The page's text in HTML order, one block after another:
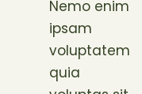
Nemo enim
ipsam
voluptatem
quia